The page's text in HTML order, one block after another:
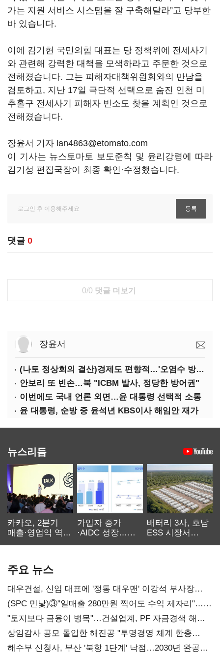
가는 지원 서비스 시스템을 잘 구축해달라”고 당부한
바 있습니다.
이에 김기현 국민의힘 대표는 당 정책위에 전세사기
와 관련해 강력한 대책을 모색하라고 주문한 것으로
전해졌습니다. 그는 피해자대책위원회와의 만남을
검토하고, 지난 17일 극단적 선택으로 숨진 인천 미
추홀구 전세사기 피해자 빈소도 찾을 계획인 것으로
전해졌습니다.
장윤서 기자 lan4863@etomato.com
이 기사는 뉴스토마토 보도준칙 및 윤리강령에 따라
김기성 편집국장이 최종 확인·수정했습니다.
댓글 0
0/0 댓글 더보기
장윤서
(나토 정상회의 결산)경제도 편향적…'오염수 방류'만 용인
안보리 또 빈손…북 "ICBM 발사, 정당한 방어권"
이번에도 국내 언론 외면…윤 대통령 선택적 소통
윤 대통령, 순방 중 윤석년 KBS이사 해임안 재가
뉴스리듬
카카오, 2분기
매출·영업익 역대
가입자 증가
·AIDC 성장…
배터리 3사, 호남
ESS 시장서
주요 뉴스
대우건설, 신임 대표에 '정통 대우맨' 이강석 부사장
내정
(SPC 민낯)③"일매출 280만원 찍어도 수익 제자리"…
점주 울리는 '상시 할인'
"토지보다 금융이 병목"…건설업계, PF 자금경색 해소
목소리
상임감사 공모 돌입한 해진공 "투명경영 체계 한층
강화"
해수부 신청사, 부산 '북항 1단계' 낙점…2030년 완공